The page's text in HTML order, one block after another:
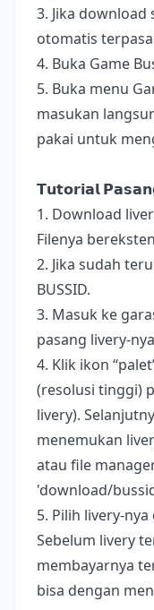
3. Jika download
otomatis
4. Buka Game
5. Buka menu
masukan
pakai untuk
𝗧𝘂𝘁𝗼𝗿𝗶𝗮𝗹
1. Download
Filenya
2. Jika sudah
BUSSID.
3. Masuk ke
pasang livery-nya
4. Klik ikon
(resolusi tinggi)
livery).
menemukan
atau file
'download/
5. Pilih livery-
Sebelum livery
membayarnya
bisa dengan